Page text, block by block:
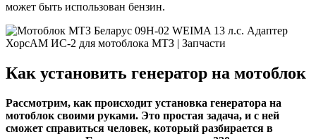
может быть использован бензин.
Как установить генератор на мотоблок
Рассмотрим, как происходит установка генератора на
мотоблок своими руками. Это простая задача, и с ней
сможет справиться человек, который разбирается в